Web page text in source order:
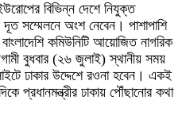
বিভিন্ন দেশে নিযুক্ত
দূত সম্মেলনে অংশ নেবেন। পাশাপাশি
কমিউনিটি আয়োজিত নাগরিক
বুধবার (২৬ জুলাই) স্থানীয় সময়
ঢাকার উদ্দেশে রওনা হবেন। একই
প্রধানমন্ত্রীর ঢাকায় পৌঁছানোর কথা